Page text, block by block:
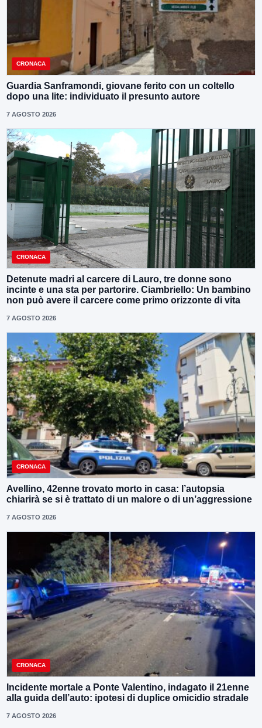
CRONACA
Guardia Sanframondi, giovane ferito con un coltello
dopo una lite: individuato il presunto autore
7 AGOSTO 2026
CRONACA
Detenute madri al carcere di Lauro, tre donne sono
incinte e una sta per partorire. Ciambriello: Un bambino
non può avere il carcere come primo orizzonte di vita
7 AGOSTO 2026
CRONACA
Avellino, 42enne trovato morto in casa: l’autopsia
chiarirà se si è trattato di un malore o di un’aggressione
7 AGOSTO 2026
CRONACA
Incidente mortale a Ponte Valentino, indagato il 21enne
alla guida dell’auto: ipotesi di duplice omicidio stradale
7 AGOSTO 2026